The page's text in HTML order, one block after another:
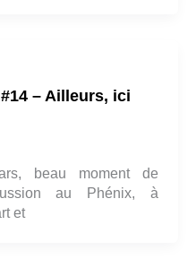
– Ailleurs, ici
beau moment de
au Phénix, à
et